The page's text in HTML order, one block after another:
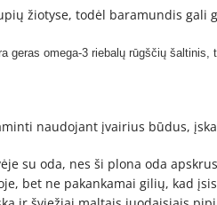
žiotyse, todėl baramundis gali
geras omega-3 riebalų rūgščių
naudojant įvairius būdus,
su oda, nes ši plona oda
bet ne pakankamai gilių, kad